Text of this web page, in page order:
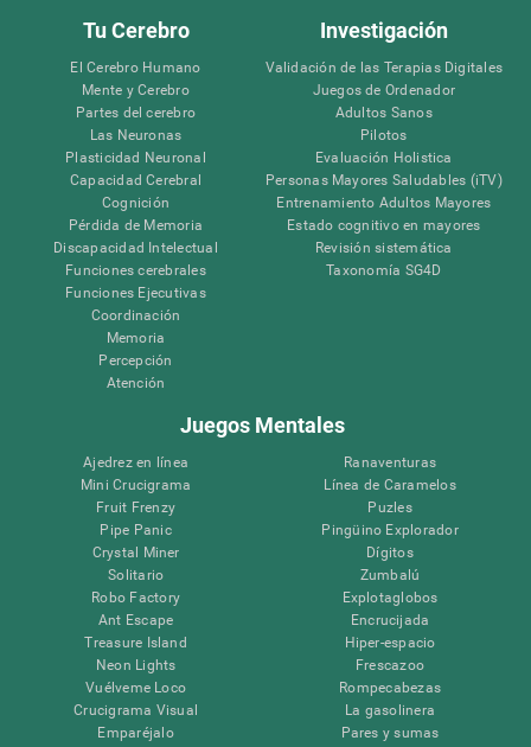
Tu Cerebro
El Cerebro Humano
Mente y Cerebro
Partes del cerebro
Las Neuronas
Plasticidad Neuronal
Capacidad Cerebral
Cognición
Pérdida de Memoria
Discapacidad Intelectual
Funciones cerebrales
Funciones Ejecutivas
Coordinación
Memoria
Percepción
Atención
Investigación
Validación de las Terapias Digitales
Juegos de Ordenador
Adultos Sanos
Pilotos
Evaluación Holistica
Personas Mayores Saludables (iTV)
Entrenamiento Adultos Mayores
Estado cognitivo en mayores
Revisión sistemática
Taxonomía SG4D
Juegos Mentales
Ajedrez en línea
Mini Crucigrama
Fruit Frenzy
Pipe Panic
Crystal Miner
Solitario
Robo Factory
Ant Escape
Treasure Island
Neon Lights
Vuélveme Loco
Crucigrama Visual
Emparéjalo
Ranaventuras
Línea de Caramelos
Puzles
Pingüino Explorador
Dígitos
Zumbalú
Explotaglobos
Encrucijada
Hiper-espacio
Frescazoo
Rompecabezas
La gasolinera
Pares y sumas